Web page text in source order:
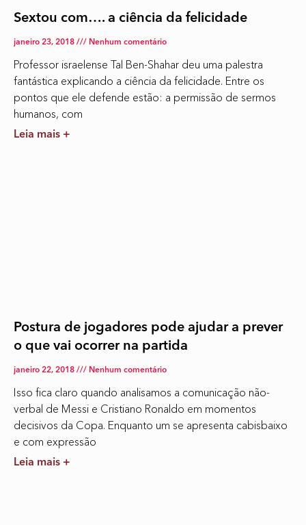
Sextou com…. a ciência da felicidade
janeiro 23, 2018 Nenhum comentário
Professor israelense Tal Ben-Shahar deu uma palestra
fantástica explicando a ciência da felicidade. Entre os
pontos que ele defende estão: a permissão de sermos
humanos, com
Leia mais +
Postura de jogadores pode ajudar a prever
o que vai ocorrer na partida
janeiro 22, 2018 Nenhum comentário
Isso fica claro quando analisamos a comunicação não-
verbal de Messi e Cristiano Ronaldo em momentos
decisivos da Copa. Enquanto um se apresenta cabisbaixo
e com expressão
Leia mais +